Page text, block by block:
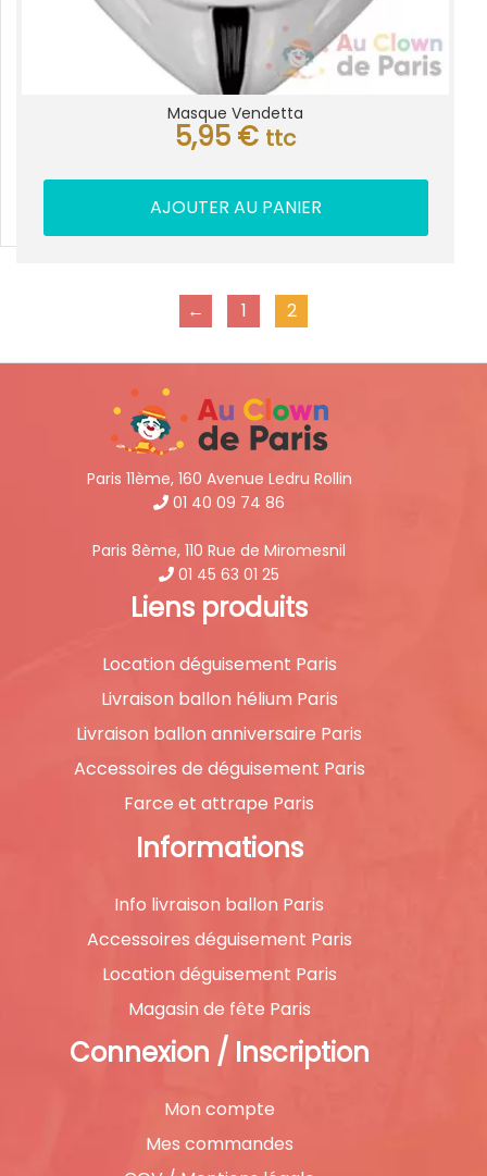
Masque Vendetta
5,95 € ttc
AJOUTER AU PANIER
← 1 2
Paris 11ème, 160 Avenue Ledru Rollin
01 40 09 74 86
Paris 8ème, 110 Rue de Miromesnil
01 45 63 01 25
Liens produits
Location déguisement Paris
Livraison ballon hélium Paris
Livraison ballon anniversaire Paris
Accessoires de déguisement Paris
Farce et attrape Paris
Informations
Info livraison ballon Paris
Accessoires déguisement Paris
Location déguisement Paris
Magasin de fête Paris
Connexion / Inscription
Mon compte
Mes commandes